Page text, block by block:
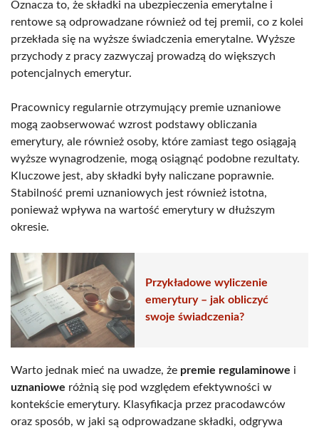
Oznacza to, że składki na ubezpieczenia emerytalne i
rentowe są odprowadzane również od tej premii, co z kolei
przekłada się na wyższe świadczenia emerytalne. Wyższe
przychody z pracy zazwyczaj prowadzą do większych
potencjalnych emerytur.
Pracownicy regularnie otrzymujący premie uznaniowe
mogą zaobserwować wzrost podstawy obliczania
emerytury, ale również osoby, które zamiast tego osiągają
wyższe wynagrodzenie, mogą osiągnąć podobne rezultaty.
Kluczowe jest, aby składki były naliczane poprawnie.
Stabilność premi uznaniowych jest również istotna,
ponieważ wpływa na wartość emerytury w dłuższym
okresie.
Przykładowe wyliczenie
emerytury – jak obliczyć
swoje świadczenia?
Warto jednak mieć na uwadze, że premie regulaminowe i
uznaniowe różnią się pod względem efektywności w
kontekście emerytury. Klasyfikacja przez pracodawców
oraz sposób, w jaki są odprowadzane składki, odgrywa